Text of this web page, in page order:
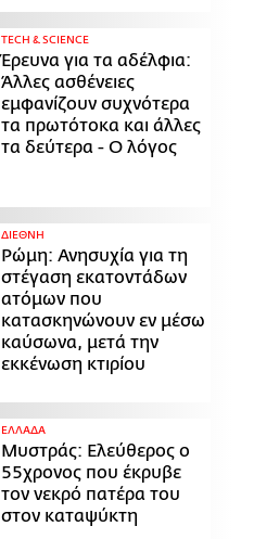
ΤECH & SCIENCE
Έρευνα για τα αδέλφια:
Άλλες ασθένειες
εμφανίζουν συχνότερα
τα πρωτότοκα και άλλες
τα δεύτερα - Ο λόγος
ΔΙΕΘΝΗ
Ρώμη: Ανησυχία για τη
στέγαση εκατοντάδων
ατόμων που
κατασκηνώνουν εν μέσω
καύσωνα, μετά την
εκκένωση κτιρίου
ΕΛΛΑΔΑ
Μυστράς: Ελεύθερος ο
55χρονος που έκρυβε
τον νεκρό πατέρα του
στον καταψύκτη